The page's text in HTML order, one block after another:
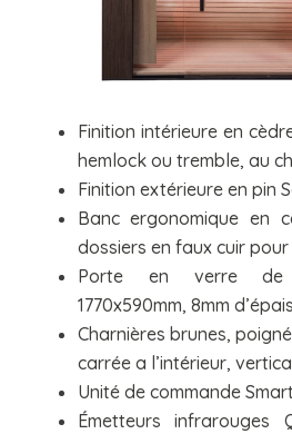
Finition intérieure en
hemlock ou tremble, au
Finition extérieure en pin
Banc ergonomique en
dossiers en faux cuir
Porte en verre de
1770x590mm, 8mm
Charnières brunes,
carrée a l’intérieur,
Unité de commande
Émetteurs infrarouges